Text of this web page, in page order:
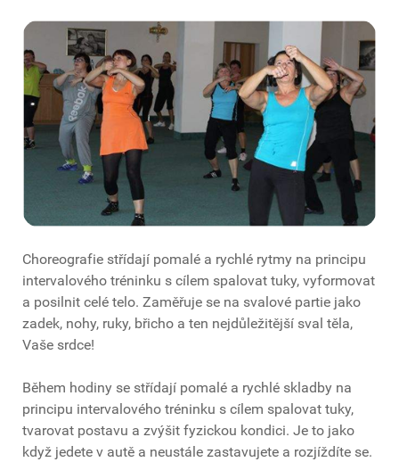
Choreografie střídají pomalé a rychlé rytmy na principu
intervalového tréninku s cílem spalovat tuky, vyformovat
a posilnit celé telo. Zaměřuje se na svalové partie jako
zadek, nohy, ruky, břicho a ten nejdůležitější sval těla,
Vaše srdce!
Během hodiny se střídají pomalé a rychlé skladby na
principu intervalového tréninku s cílem spalovat tuky,
tvarovat postavu a zvýšit fyzickou kondici. Je to jako
když jedete v autě a neustále zastavujete a rozjíždíte se.